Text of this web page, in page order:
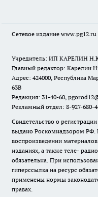
Сетевое издание www.pg12.ru
Учредитель: ИП КАРЕЛИН
Главный редактор: Карелин
Адрес: 424000, Республика
63В
Редакция: 31-40-60,
Рекламный отдел: 8-927-680-
Свидетельство о
выдано Роскомнадзором
воспроизведении
изданиях, а также теле-
обязательна. При
гиперссылка на ресурс
применены нормы
правах.